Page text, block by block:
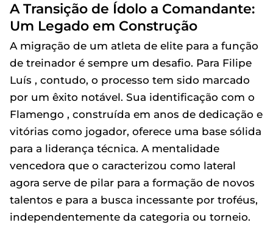
A Transição de Ídolo a Comandante:
Um Legado em Construção
A migração de um atleta de elite para a função
de treinador é sempre um desafio. Para Filipe
Luís , contudo, o processo tem sido marcado
por um êxito notável. Sua identificação com o
Flamengo , construída em anos de dedicação e
vitórias como jogador, oferece uma base sólida
para a liderança técnica. A mentalidade
vencedora que o caracterizou como lateral
agora serve de pilar para a formação de novos
talentos e para a busca incessante por troféus,
independentemente da categoria ou torneio.